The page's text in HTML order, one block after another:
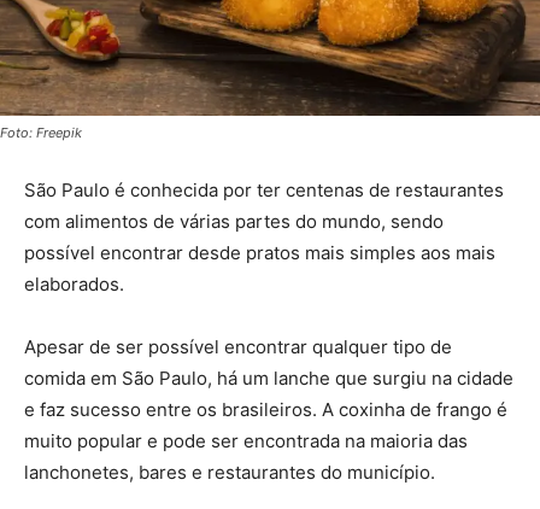
Foto: Freepik
São Paulo é conhecida por ter centenas de restaurantes
com alimentos de várias partes do mundo, sendo
possível encontrar desde pratos mais simples aos mais
elaborados.
Apesar de ser possível encontrar qualquer tipo de
comida em São Paulo, há um lanche que surgiu na cidade
e faz sucesso entre os brasileiros. A coxinha de frango é
muito popular e pode ser encontrada na maioria das
lanchonetes, bares e restaurantes do município.